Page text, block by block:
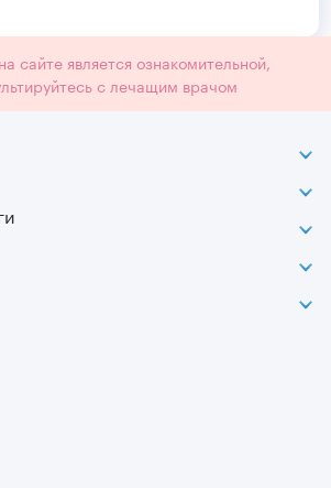
сайте является ознакомительной,
с лечащим врачом
д. 11